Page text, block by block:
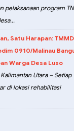
pelaksanaan program
Satu Harapan: TMMD
0910/Malinau
Warga Desa Luso
Kalimantan Utara – Setiap
di lokasi rehabilitasi